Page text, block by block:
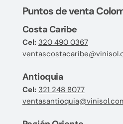
Puntos de venta
Costa Caribe
Cel: 320 490 0367
Antioquia
Cel: 321 248 8077